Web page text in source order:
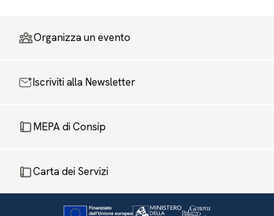
Organizza un evento
Iscriviti alla Newsletter
MEPA di Consip
Carta dei Servizi